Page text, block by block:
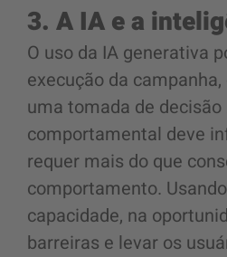
3. A IA e a
O uso da IA generativa
execução da
uma tomada de
comportamental deve
requer mais do que
comportamento.
capacidade, na
barreiras e levar os